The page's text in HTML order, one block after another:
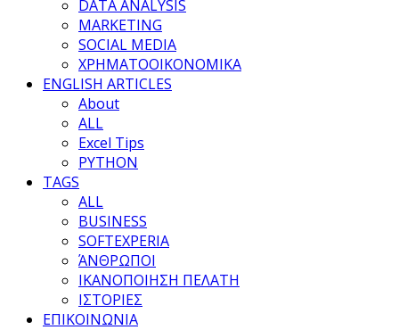
DATA ANALYSIS
MARKETING
SOCIAL MEDIA
ΧΡΗΜΑΤΟΟΙΚΟΝΟΜΙΚΑ
ENGLISH ARTICLES
About
ALL
Excel Tips
PYTHON
TAGS
ALL
BUSINESS
SOFTEXPERIA
ΆΝΘΡΩΠΟΙ
ΙΚΑΝΟΠΟΙΗΣΗ ΠΕΛΑΤΗ
ΙΣΤΟΡΙΕΣ
ΕΠΙΚΟΙΝΩΝΙΑ